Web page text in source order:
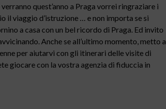
quest’anno a Praga vorrei ringraziare i
il viaggio d’istruzione … e non importa se si
a casa con un bel ricordo di Praga. Ed invito
Anche se all’ultimo momento, metto a
per aiutarvi con gli itinerari delle visite di
giocare con la vostra agenzia di fiduccia in